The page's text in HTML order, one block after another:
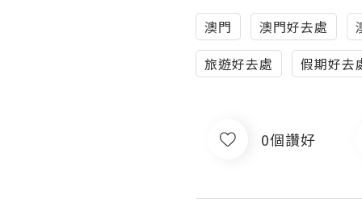
澳門 澳門好去處
旅遊好去處
假期好去
0個讚好